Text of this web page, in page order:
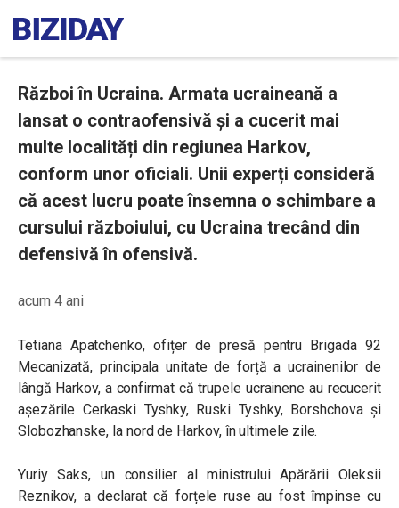
Război în Ucraina. Armata ucraineană a
lansat o contraofensivă și a cucerit mai
multe localități din regiunea Harkov,
conform unor oficiali. Unii experți consideră
că acest lucru poate însemna o schimbare a
cursului războiului, cu Ucraina trecând din
defensivă în ofensivă.
acum 4 ani
Tetiana Apatchenko, ofițer de presă pentru Brigada 92
Mecanizată, principala unitate de forță a ucrainenilor de
lângă Harkov, a confirmat că trupele ucrainene au recucerit
așezările Cerkaski Tyshky, Ruski Tyshky, Borshchova și
Slobozhanske, la nord de Harkov, în ultimele zile.
Yuriy Saks, un consilier al ministrului Apărării Oleksii
Reznikov, a declarat că forțele ruse au fost împinse cu